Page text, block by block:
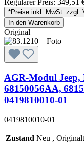
Regulärer Preis: 349,51
*Preise inkl. MwSt. zzgl.
In den Warenkorb
Original
AGR-Modul Jeep,
68150056AA,
0419810010-01
0419810010-01
Zustand Neu ,